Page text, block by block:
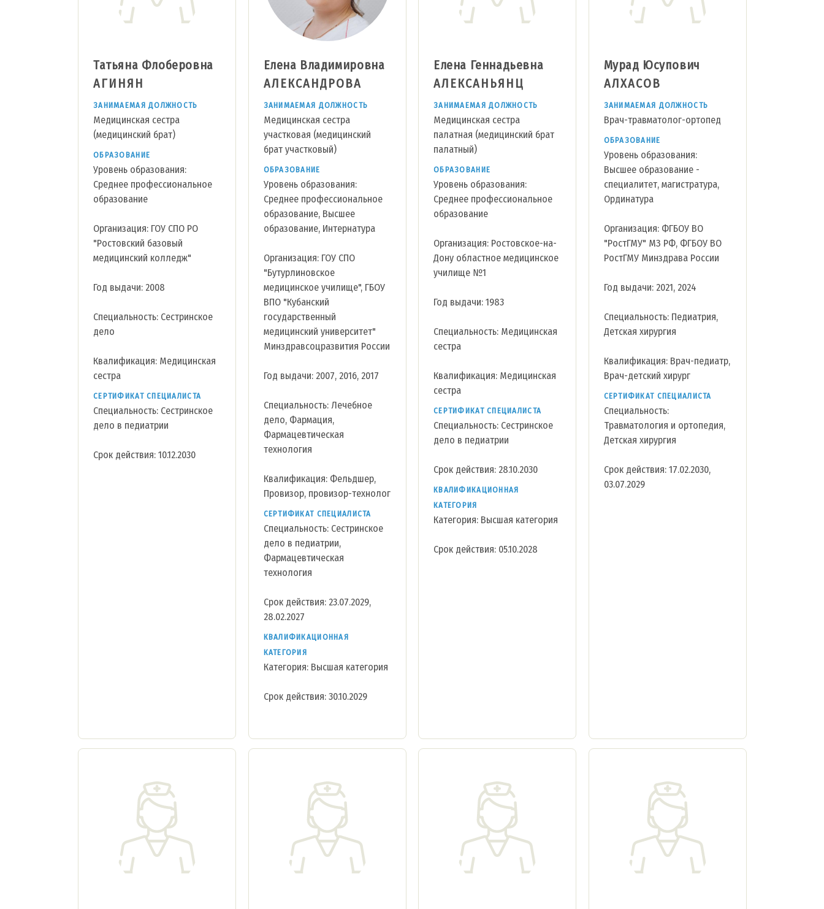
Татьяна Флоберовна
АГИНЯН
ЗАНИМАЕМАЯ ДОЛЖНОСТЬ
Медицинская сестра
(медицинский брат)
ОБРАЗОВАНИЕ
Уровень образования:
Среднее профессиональное
образование
Организация: ГОУ СПО РО
"Ростовский базовый
медицинский колледж"
Год выдачи: 2008
Специальность: Сестринское
дело
Квалификация: Медицинская
сестра
СЕРТИФИКАТ СПЕЦИАЛИСТА
Специальность: Сестринское
дело в педиатрии
Срок действия: 10.12.2030
Елена Владимировна
АЛЕКСАНДРОВА
ЗАНИМАЕМАЯ ДОЛЖНОСТЬ
Медицинская сестра
участковая (медицинский
брат участковый)
ОБРАЗОВАНИЕ
Уровень образования:
Среднее профессиональное
образование, Высшее
образование, Интернатура
Организация: ГОУ СПО
"Бутурлиновское
медицинское училище", ГБОУ
ВПО "Кубанский
государственный
медицинский университет"
Минздравсоцразвития России
Год выдачи: 2007, 2016, 2017
Специальность: Лечебное
дело, Фармация,
Фармацевтическая
технология
Квалификация: Фельдшер,
Провизор, провизор-технолог
СЕРТИФИКАТ СПЕЦИАЛИСТА
Специальность: Сестринское
дело в педиатрии,
Фармацевтическая
технология
Срок действия: 23.07.2029,
28.02.2027
КВАЛИФИКАЦИОННАЯ
КАТЕГОРИЯ
Категория: Высшая категория
Срок действия: 30.10.2029
Елена Геннадьевна
АЛЕКСАНЬЯНЦ
ЗАНИМАЕМАЯ ДОЛЖНОСТЬ
Медицинская сестра
палатная (медицинский брат
палатный)
ОБРАЗОВАНИЕ
Уровень образования:
Среднее профессиональное
образование
Организация: Ростовское-на-
Дону областное медицинское
училище №1
Год выдачи: 1983
Специальность: Медицинская
сестра
Квалификация: Медицинская
сестра
СЕРТИФИКАТ СПЕЦИАЛИСТА
Специальность: Сестринское
дело в педиатрии
Срок действия: 28.10.2030
КВАЛИФИКАЦИОННАЯ
КАТЕГОРИЯ
Категория: Высшая категория
Срок действия: 05.10.2028
Мурад Юсупович
АЛХАСОВ
ЗАНИМАЕМАЯ ДОЛЖНОСТЬ
Врач-травматолог-ортопед
ОБРАЗОВАНИЕ
Уровень образования:
Высшее образование -
специалитет, магистратура,
Ординатура
Организация: ФГБОУ ВО
"РостГМУ" МЗ РФ, ФГБОУ ВО
РостГМУ Минздрава России
Год выдачи: 2021, 2024
Специальность: Педиатрия,
Детская хирургия
Квалификация: Врач-педиатр,
Врач-детский хирург
СЕРТИФИКАТ СПЕЦИАЛИСТА
Специальность:
Травматология и ортопедия,
Детская хирургия
Срок действия: 17.02.2030,
03.07.2029